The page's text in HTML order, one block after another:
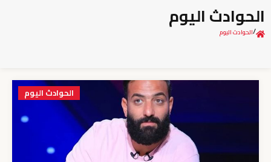
الحوادث اليوم
/الحوادث اليوم
الحوادث اليوم